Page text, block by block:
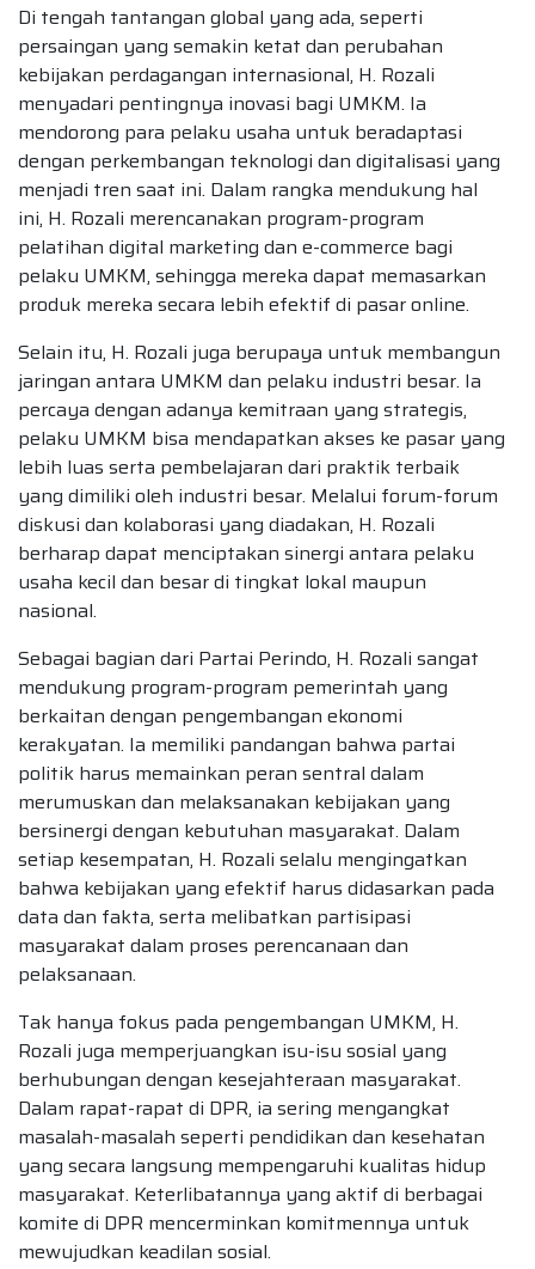
Di tengah tantangan global yang ada, seperti
persaingan yang semakin ketat dan perubahan
kebijakan perdagangan internasional, H. Rozali
menyadari pentingnya inovasi bagi UMKM. Ia
mendorong para pelaku usaha untuk beradaptasi
dengan perkembangan teknologi dan digitalisasi yang
menjadi tren saat ini. Dalam rangka mendukung hal
ini, H. Rozali merencanakan program-program
pelatihan digital marketing dan e-commerce bagi
pelaku UMKM, sehingga mereka dapat memasarkan
produk mereka secara lebih efektif di pasar online.
Selain itu, H. Rozali juga berupaya untuk membangun
jaringan antara UMKM dan pelaku industri besar. Ia
percaya dengan adanya kemitraan yang strategis,
pelaku UMKM bisa mendapatkan akses ke pasar yang
lebih luas serta pembelajaran dari praktik terbaik
yang dimiliki oleh industri besar. Melalui forum-forum
diskusi dan kolaborasi yang diadakan, H. Rozali
berharap dapat menciptakan sinergi antara pelaku
usaha kecil dan besar di tingkat lokal maupun
nasional.
Sebagai bagian dari Partai Perindo, H. Rozali sangat
mendukung program-program pemerintah yang
berkaitan dengan pengembangan ekonomi
kerakyatan. Ia memiliki pandangan bahwa partai
politik harus memainkan peran sentral dalam
merumuskan dan melaksanakan kebijakan yang
bersinergi dengan kebutuhan masyarakat. Dalam
setiap kesempatan, H. Rozali selalu mengingatkan
bahwa kebijakan yang efektif harus didasarkan pada
data dan fakta, serta melibatkan partisipasi
masyarakat dalam proses perencanaan dan
pelaksanaan.
Tak hanya fokus pada pengembangan UMKM, H.
Rozali juga memperjuangkan isu-isu sosial yang
berhubungan dengan kesejahteraan masyarakat.
Dalam rapat-rapat di DPR, ia sering mengangkat
masalah-masalah seperti pendidikan dan kesehatan
yang secara langsung mempengaruhi kualitas hidup
masyarakat. Keterlibatannya yang aktif di berbagai
komite di DPR mencerminkan komitmennya untuk
mewujudkan keadilan sosial.